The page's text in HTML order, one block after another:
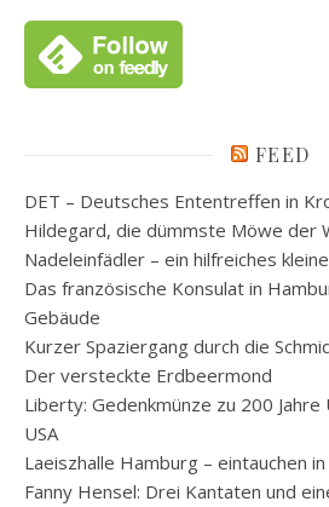
FEED
DET – Deutsches Ententreffen in
Hildegard, die dümmste Möwe der
Nadeleinfädler – ein hilfreiches
Das französische Konsulat in
Gebäude
Kurzer Spaziergang durch die
Der versteckte Erdbeermond
Liberty: Gedenkmünze zu 200
USA
Laeiszhalle Hamburg – eintauchen
Fanny Hensel: Drei Kantaten und